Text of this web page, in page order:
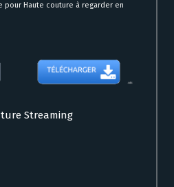
pour Haute couture à regarder en
Streaming